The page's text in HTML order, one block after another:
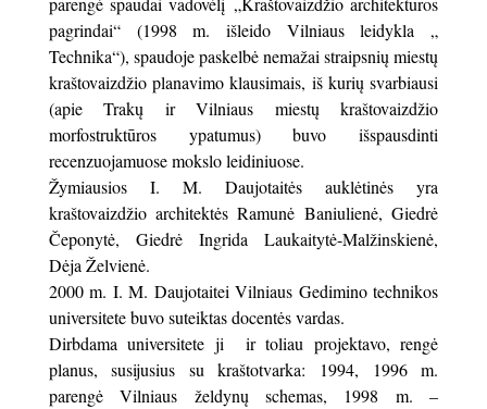
pagrindai“ (1998 m. išleido Vilniaus leidykla „
Technika“), spaudoje paskelbė nemažai straipsnių miestų
kraštovaizdžio planavimo klausimais, iš kurių svarbiausi
(apie Trakų ir Vilniaus miestų kraštovaizdžio
morfostruktūros ypatumus) buvo išspausdinti
recenzuojamuose mokslo leidiniuose.
Žymiausios I. M. Daujotaitės auklėtinės yra
kraštovaizdžio architektės Ramunė Baniulienė, Giedrė
Čeponytė, Giedrė Ingrida Laukaitytė-Malžinskienė,
Dėja Želvienė.
2000 m. I. M. Daujotaitei Vilniaus Gedimino technikos
universitete buvo suteiktas docentės vardas.
Dirbdama universitete ji ir toliau projektavo, rengė
planus, susijusius su kraštotvarka: 1994, 1996 m.
parengė Vilniaus želdynų schemas, 1998 m. –